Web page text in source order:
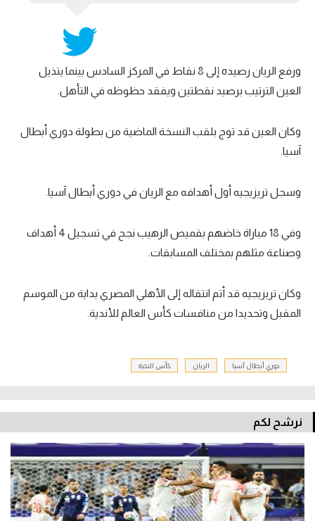
ورفع الريان رصيده إلى 8 نقاط في المركز السادس بينما يتذيل
العين الترتيب برصيد نقطتين ويفقد حظوظه في التأهل.
وكان العين قد توج بلقب النسخة الماضية من بطولة دوري أبطال
آسيا.
وسجل تريزيجيه أول أهدافه مع الريان في دوري أبطال آسيا.
وفي 18 مباراة خاضهم بقميص الرهيب نجح في تسجيل 4 أهداف
وصناعة مثلهم بمختلف المسابقات.
وكان تريزيجيه قد أتم انتقاله إلى الأهلي المصري بداية من الموسم
المقبل وتحديدا من منافسات كأس العالم للأندية.
دوري أبطال آسيا الريان كأس النخبة
نرشح لكم